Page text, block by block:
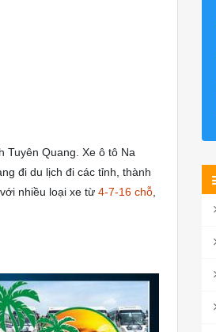
Tuyên Quang. Xe ô tô Na
đi du lịch đi các tỉnh, thành
nhiều loại xe từ 4-7-16 chỗ